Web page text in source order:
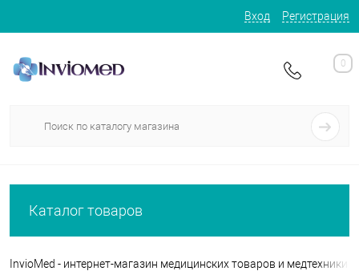
Вход Регистрация
0
Каталог товаров
InvioMed - интернет-магазин медицинских товаров и медтехники